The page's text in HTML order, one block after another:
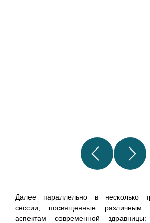
Далее параллельно в несколько
сессии, посвященные различным
аспектам современной